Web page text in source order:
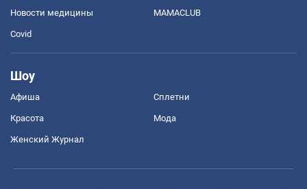
Новости медицины MAMACLUB
Covid
Шоу
Афиша Сплетни
Красота Мода
Женский Журнал